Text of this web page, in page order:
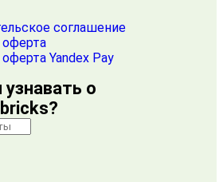
соглашение
оферта
Yandex Pay
о